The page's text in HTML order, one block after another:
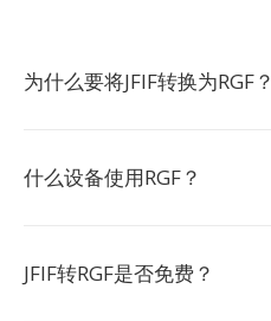
为什么要将JFIF转换为RGF？
什么设备使用RGF？
JFIF转RGF是否免费？